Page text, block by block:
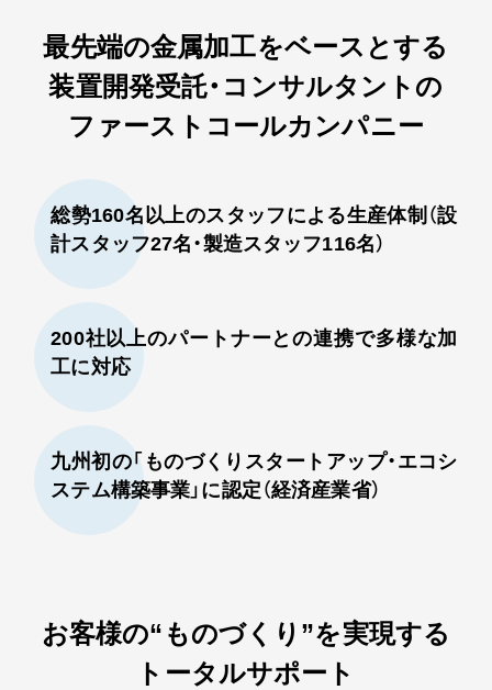
最先端の金属加工をベースとする
装置開発受託・コンサルタントの
ファーストコールカンパニー
総勢160名以上のスタッフによる生産体制（設
計スタッフ27名・製造スタッフ116名）
200社以上のパートナーとの連携で多様な加
工に対応
九州初の「ものづくりスタートアップ・エコシ
ステム構築事業」に認定（経済産業省）
お客様の“ものづくり”を実現する
トータルサポート